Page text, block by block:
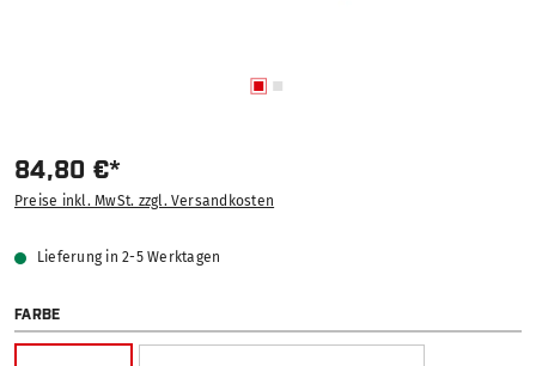
84,80 €*
Preise inkl. MwSt. zzgl. Versandkosten
Lieferung in 2-5 Werktagen
FARBEAUSWÄHLEN